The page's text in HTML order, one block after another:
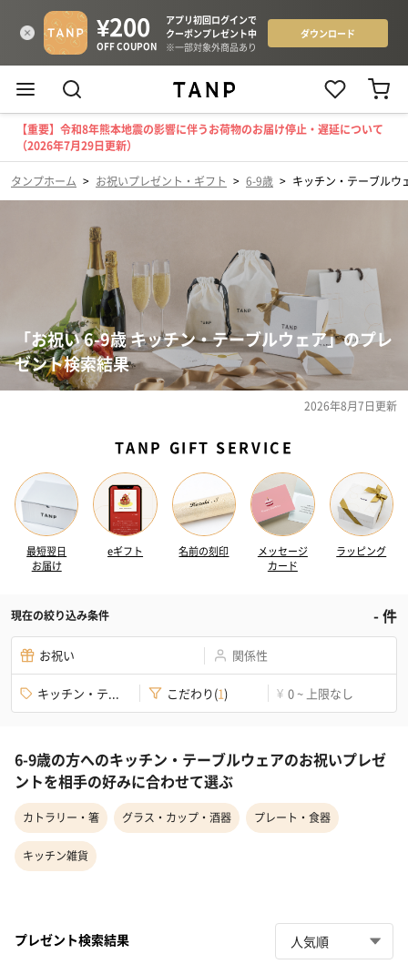
【重要】令和8年熊本地震の影響に伴うお荷物のお届け停止・遅延について
（2026年7月29日更新）
タンプホーム > お祝いプレゼント・ギフト > 6-9歳 > キッチン・テーブルウ
「お祝い 6-9歳 キッチン・テーブルウェア」のプレ
ゼント検索結果
2026年8月7日更新
TANP GIFT SERVICE
最短翌日
お届け
eギフト 名前の刻印
メッセージ
カード
ラッピング
現在の絞り込み条件 -件
お祝い 関係性
キッチン・テ... こだわり(1) ¥ 0 ~ 上限なし
6-9歳の方へのキッチン・テーブルウェアのお祝いプレゼ
ントを相手の好みに合わせて選ぶ
カトラリー・箸 グラス・カップ・酒器 プレート・食器
キッチン雑貨
プレゼント検索結果